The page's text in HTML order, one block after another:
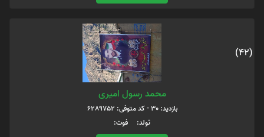
(42)
محمد رسول‌ امیری
بازدید: 30 - کد متوفی: 6289752
تولد: فوت: